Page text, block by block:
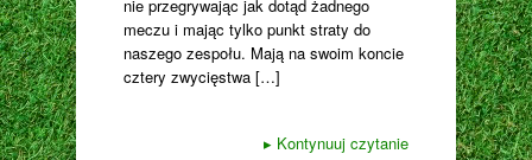
nie przegrywając jak dotąd żadnego
meczu i mając tylko punkt straty do
naszego zespołu. Mają na swoim koncie
cztery zwycięstwa […]
▸ Kontynuuj czytanie